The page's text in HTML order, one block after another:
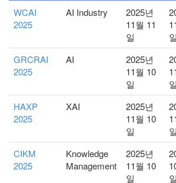
WCAI
2025
AI Industry
2025년
11월 11
일
일
GRCRAI
2025
AI
2025년
11월 10
일
일
HAXP
2025
XAI
2025년
11월 10
일
일
CIKM
2025
Knowledge
Management
2025년
11월 10
일
일